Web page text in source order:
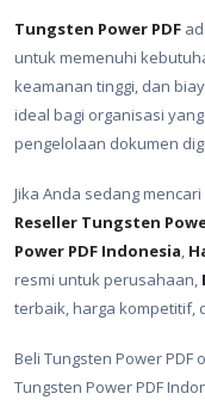
Tungsten Power PDF
untuk memenuhi
keamanan tinggi, dan
ideal bagi organisasi
pengelolaan dokumen
Jika Anda sedang mencari
Reseller Tungsten
Power PDF Indonesia,
resmi untuk perusahaan,
terbaik, harga kompetitif,
Beli Tungsten Power PDF
Tungsten Power PDF